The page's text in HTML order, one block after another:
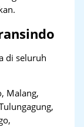
di seluruh
Malang,